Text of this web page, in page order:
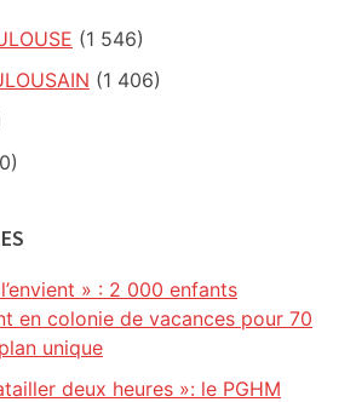
(1 546)
(1 406)
» : 2 000 enfants
en colonie de vacances pour 70
unique
deux heures »: le PGHM